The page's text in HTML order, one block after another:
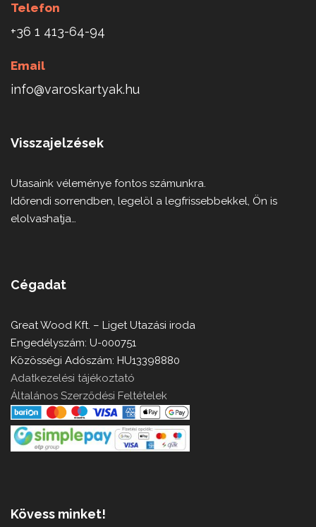
Telefon
+36 1 413-64-94
Email
info@varoskartyak.hu
Visszajelzések
Utasaink véleménye fontos számunkra.
Időrendi sorrendben, legelöl a legfrissebbekkel, Ön is
elolvashatja…
Cégadat
Great Wood Kft. – Liget Utazási iroda
Engedélyszám: U-000751
Közösségi Adószám: HU13398880
Adatkezelési tájékoztató
Általános Szerződési Feltételek
Kövess minket!